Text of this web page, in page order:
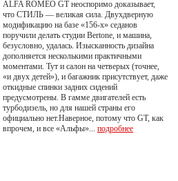
ALFA ROMEO GT неоспоримо доказывает,
что СТИЛЬ — великая сила. Двухдверную
модификацию на базе «156-х» седанов
поручили делать студии Bertone, и машина,
безусловно, удалась. Изысканность дизайна
дополняется несколькими практичными
моментами. Тут и салон на четверых (точнее,
«и двух детей»), и багажник присутствует, даже
откидные спинки задних сидений
предусмотрены. В гамме двигателей есть
турбодизель, но для нашей страны его
официально нет.Наверное, потому что GT, как
впрочем, и все «Альфы»... подробнее